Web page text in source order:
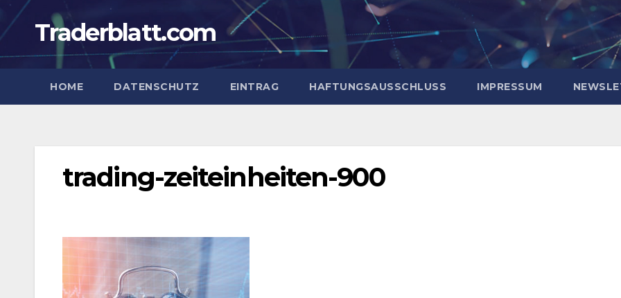
Zum
Inhalt
springen
Traderblatt.com
HOME DATENSCHUTZ EINTRAG HAFTUNGSAUSSCHLUSS IMPRESSUM
trading-zeiteinheiten-900